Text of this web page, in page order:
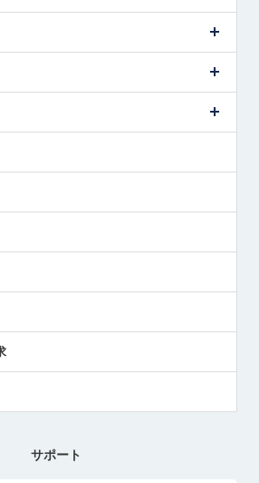
ド
サポート